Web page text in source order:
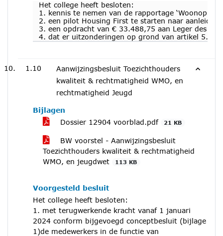
Het college heeft besloten:
1. kennis te nemen van de rapportage
2. een pilot Housing First te starten naar
3. een opdracht van € 33.488,75 aan Leger des
4. dat er uitzonderingen op grond van artikel 5.1
1.10
Aanwijzingsbesluit Toezichthouders
kwaliteit & rechtmatigheid WMO, en
rechtmatigheid Jeugd
Bijlagen
Dossier 12904 voorblad.pdf
21 KB
BW voorstel - Aanwijzingsbesluit
Toezichthouders kwaliteit & rechtmatigheid
WMO, en jeugdwet
113 KB
Voorgesteld besluit
Het college heeft besloten:
1. met terugwerkende kracht vanaf 1 januari
2024 conform bijgevoegd conceptbesluit (bijlage
1)de medewerkers in de functie van